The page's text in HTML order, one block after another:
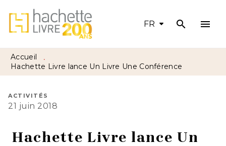
MENU RECHERCHE CONTENU
PIED DE PAGE
FR search menu
Accueil •
Hachette Livre lance Un Livre Une Conférence
ACTIVITÉS
21 juin 2018
Hachette Livre lance Un